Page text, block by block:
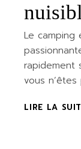
Le
rapidement
vous
LIRE LA